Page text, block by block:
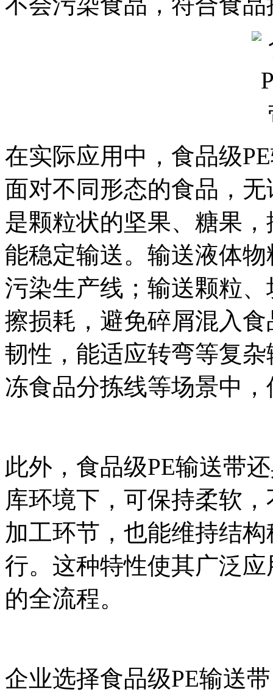
在实际应用中，食品级
面对不同形态的食品，
是颗粒状的坚果、糖果
能稳定输送。输送液体
污染生产线；输送颗粒
擦损耗，避免碎屑混入
韧性，能适应转弯等复
冻食品分拣线等场景中
此外，食品级PE输送带
库环境下，可保持柔软
加工环节，也能维持结
行。这种特性使其广泛
的全流程。
企业选择食品级PE输送